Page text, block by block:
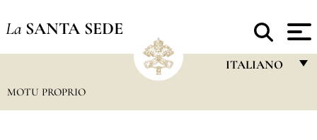
La SANTA SEDE
ITALIANO
MOTU PROPRIO